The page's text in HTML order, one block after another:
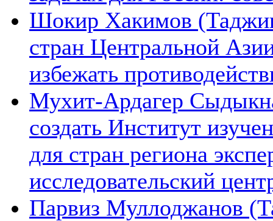
Шокир Хакимов
стран Центральной
избежать
Мухит-Ардагер
создать Институт
для стран региона
исследовательский
Парвиз Муллоджанов